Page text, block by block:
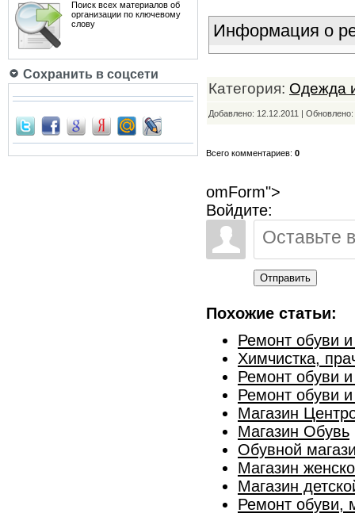
Поиск всех материалов об
организации по ключевому
слову
Сохранить в соцсети
Информация о
Категория: Одежда
Добавлено: 12.12.2011 | Обновлено:
Всего комментариев: 0
omForm">
Войдите:
Отправить
Похожие статьи:
Ремонт обуви
Химчистка,
Ремонт обуви
Ремонт обуви
Магазин
Магазин Обувь
Обувной
Магазин
Магазин
Ремонт обуви,